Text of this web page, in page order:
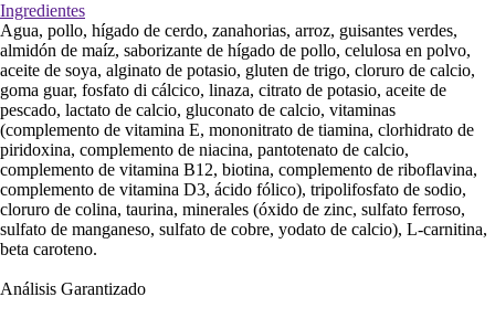
Ingredientes
Agua, pollo, hígado de cerdo, zanahorias, arroz, guisantes verdes,
almidón de maíz, saborizante de hígado de pollo, celulosa en polvo,
aceite de soya, alginato de potasio, gluten de trigo, cloruro de calcio,
goma guar, fosfato di cálcico, linaza, citrato de potasio, aceite de
pescado, lactato de calcio, gluconato de calcio, vitaminas
(complemento de vitamina E, mononitrato de tiamina, clorhidrato de
piridoxina, complemento de niacina, pantotenato de calcio,
complemento de vitamina B12, biotina, complemento de riboflavina,
complemento de vitamina D3, ácido fólico), tripolifosfato de sodio,
cloruro de colina, taurina, minerales (óxido de zinc, sulfato ferroso,
sulfato de manganeso, sulfato de cobre, yodato de calcio), L-carnitina,
beta caroteno.
Análisis Garantizado